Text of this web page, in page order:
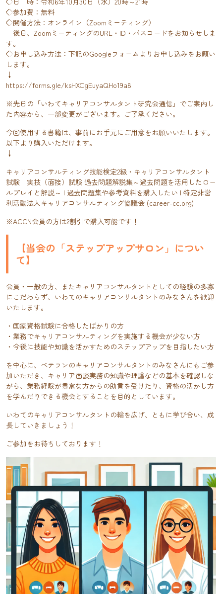
◇参加費：無料
◇開催方法：オンライン（Zoomミーティング）
後日、ZoomミーティングのURL・ID・パスコードをお知らせしま
す。
◇お申し込み方法：下記のGoogleフォームよりお申し込みをお願い
します。
↓
https://forms.gle/ksHXCgEuyaQHo19a8
※先日の「いわてキャリアコンサルタント研究会通信」でご案内し
た内容から、一部変更がございます。ご了承ください。
今回使用する書籍は、事前にお手元にご用意をお願いいたします。
以下より購入いただけます。
↓
キャリアコンサルティング技能検定2級・キャリアコンサルタント
試験 実技（面接）試験 過去問題解説集～過去問題を活用したロー
ルプレイと解説～ | 過去問題集や参考資料を購入したい | 特定非営
利活動法人キャリアコンサルティング協議会 (career-cc.org)
※ACCN会員の方は2割引で購入可能です！
【当会の「ステップアップサロン」につい
て】
会員・一般の方、またキャリアコンサルタントとしての経験の多寡
にこだわらず、いわてのキャリアコンサルタントのみなさんを歓迎
いたします。
・国家資格試験に合格したばかりの方
・業務でキャリアコンサルティングを実施する機会が少ない方
・今後に技能や知識を活かすためのステップアップを目指したい方
を中心に、ベテランのキャリアコンサルタントのみなさんにもご参
加いただき、キャリア面談実務の知識や理論などの基本を確認しな
がら、業務経験が豊富な方からの助言を受けたり、資格の活かし方
を学んだりできる機会とすることを目的としています。
いわてのキャリアコンサルタントの輪を広げ、ともに学び合い、成
長していきましょう！
ご参加をお待ちしております！